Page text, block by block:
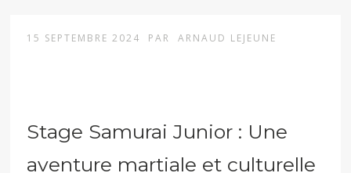
15 SEPTEMBRE 2024 PAR ARNAUD LEJEUNE
Stage Samurai Junior : Une
aventure martiale et culturelle